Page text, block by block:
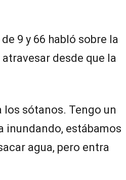
9 y 66 habló sobre la
desde que la
los sótanos. Tengo un
inundando, estábamos
agua, pero entra